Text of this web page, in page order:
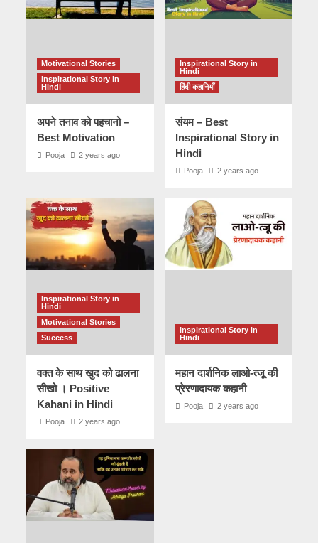
Motivational Stories
Inspirational Story in
Hindi
अपने तनाव को पहचानो –
Best Motivation
Pooja 2 years ago
Inspirational Story in
Hindi
हिंदी कहानियाँ
संयम – Best
Inspirational Story in
Hindi
Pooja 2 years ago
Inspirational Story in
Hindi
Motivational Stories
Success
वक्त के साथ खुद को ढालना
सीखो । Positive
Kahani in Hindi
Pooja 2 years ago
Inspirational Story in
Hindi
महान दार्शनिक लाओ-त्जू की
प्रेरणादायक कहानी
Pooja 2 years ago